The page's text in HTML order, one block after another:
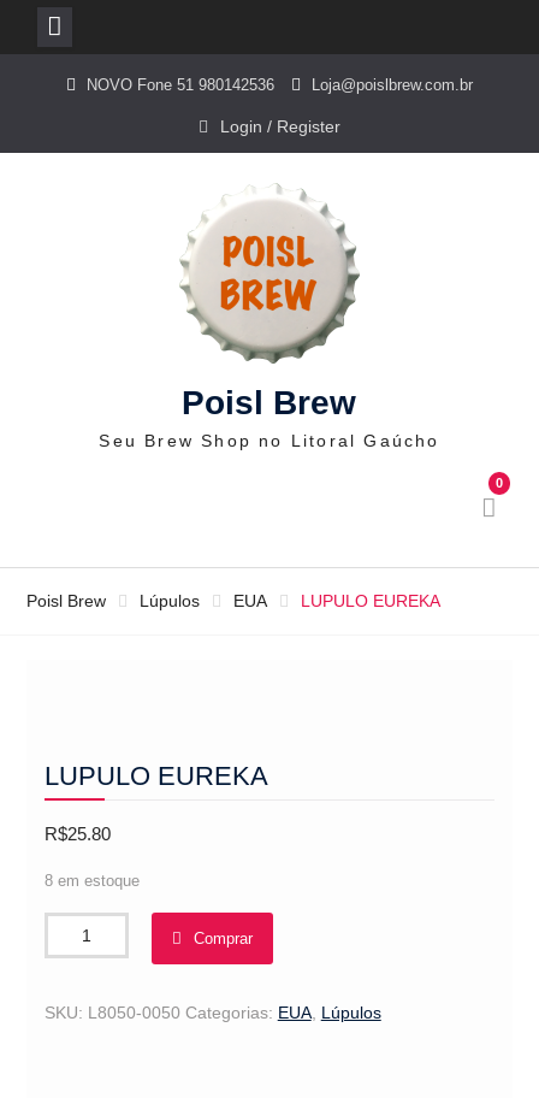
NOVO Fone 51 980142536 Loja@poislbrew.com.br
Login / Register
Poisl Brew
Seu Brew Shop no Litoral Gaúcho
0
Poisl Brew Lúpulos EUA LUPULO EUREKA
LUPULO EUREKA
R$25.80
8 em estoque
LUPULO
EUREKA
Comprar
SKU: L8050-0050 Categorias: EUA, Lúpulos